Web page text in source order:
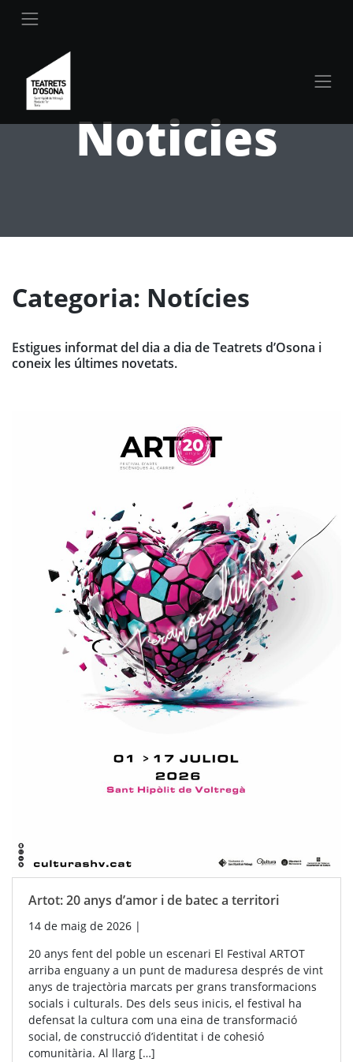
Noticies
Categoria: Notícies
Estigues informat del dia a dia de Teatrets d’Osona i
coneix les últimes novetats.
Artot: 20 anys d’amor i de batec a territori
14 de maig de 2026 |
20 anys fent del poble un escenari El Festival ARTOT
arriba enguany a un punt de maduresa després de vint
anys de trajectòria marcats per grans transformacions
socials i culturals. Des dels seus inicis, el festival ha
defensat la cultura com una eina de transformació
social, de construcció d’identitat i de cohesió
comunitària. Al llarg […]